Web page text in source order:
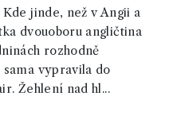
jinde, než v Angii a
dvouoboru angličtina
rozhodně
sama vypravila do
Žehlení nad hl...